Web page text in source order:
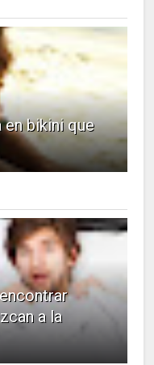
en bikini que
a la